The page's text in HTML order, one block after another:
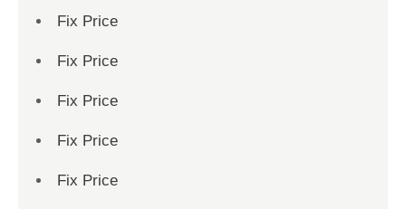
Fix Price
Fix Price
Fix Price
Fix Price
Fix Price